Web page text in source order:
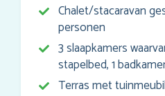
Chalet/stacaravan
personen
3 slaapkamers
stapelbed, 1
Terras met